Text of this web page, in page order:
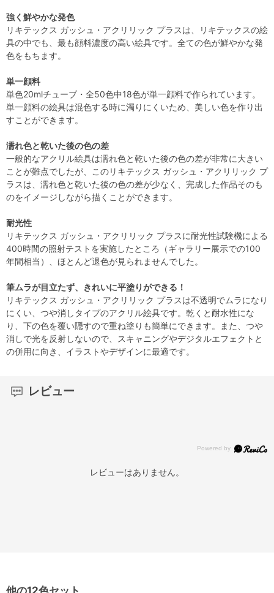
強く鮮やかな発色
リキテックス ガッシュ・アクリリック プラスは、リキテックスの絵
具の中でも、最も顔料濃度の高い絵具です。全ての色が鮮やかな発
色をもちます。
単一顔料
単色20mlチューブ・全50色中18色が単一顔料で作られています。
単一顔料の絵具は混色する時に濁りにくいため、美しい色を作り出
すことができます。
濡れ色と乾いた後の色の差
一般的なアクリル絵具は濡れ色と乾いた後の色の差が非常に大きい
ことが難点でしたが、このリキテックス ガッシュ・アクリリック プ
ラスは、濡れ色と乾いた後の色の差が少なく、完成した作品そのも
のをイメージしながら描くことができます。
耐光性
リキテックス ガッシュ・アクリリック プラスに耐光性試験機による
400時間の照射テストを実施したところ（ギャラリー展示での100
年間相当）、ほとんど退色が見られませんでした。
筆ムラが目立たず、きれいに平塗りができる！
リキテックス ガッシュ・アクリリック プラスは不透明でムラになり
にくい、つや消しタイプのアクリル絵具です。乾くと耐水性にな
り、下の色を覆い隠すので重ね塗りも簡単にできます。また、つや
消しで光を反射しないので、スキャニングやデジタルエフェクトと
の併用に向き、イラストやデザインに最適です。
レビュー
レビューはありません。